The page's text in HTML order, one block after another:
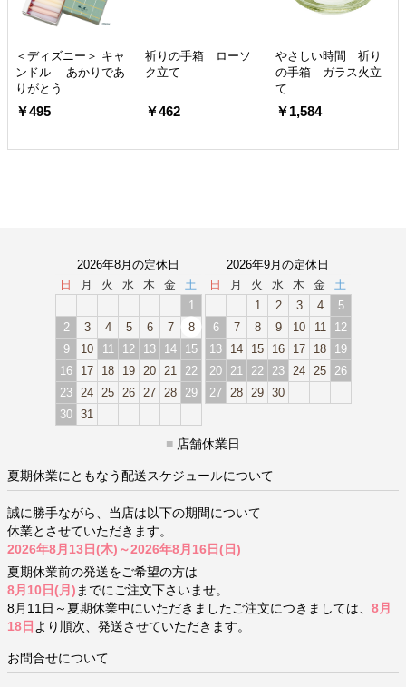
＜ディズニー＞ キャ
ンドル あかりであ
りがとう
￥495
祈りの手箱 ローソ
ク立て
￥462
やさしい時間 祈り
の手箱 ガラス火立
て
￥1,584
2026年8月の定休日
日
月 火 水 木 金
土
1
2
3 4 5 6 7
8
9
10 11 12 13 14
15
16
17 18 19 20 21
22
23
24 25 26 27 28
29
30 31
2026年9月の定休日
日
月 火 水 木 金
土
1
2 3 4
5
6
7 8 9 10 11
12
13
14 15 16 17 18
19
20
21 22 23 24 25
26
27
28 29 30
■ 店舗休業日
夏期休業にともなう配送スケジュールについて
誠に勝手ながら、当店は以下の期間について
休業とさせていただきます。
2026年8月13日(木)～2026年8月16日(日)
夏期休業前の発送をご希望の方は
8月10日(月) までにご注文下さいませ。
8月11日～夏期休業中にいただきましたご注文につきましては、 8月
18日 より順次、発送させていただきます。
お問合せについて